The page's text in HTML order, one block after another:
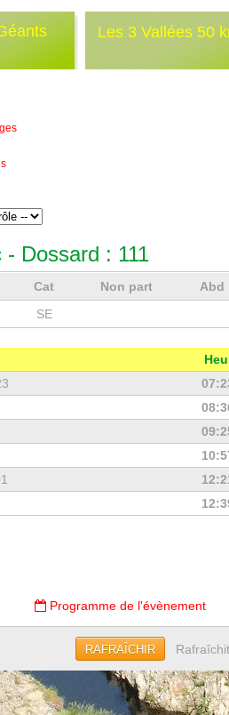
Les 3 Vallées 50
- Dossard : 111
Cat Non part
Abd
SE
Programme de l'évènement
RAFRAÎCHIR